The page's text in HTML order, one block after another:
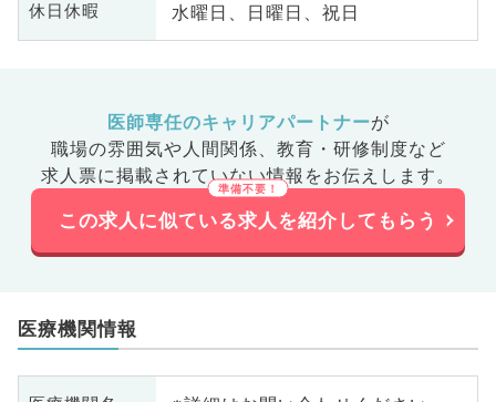
休日休暇 水曜日、日曜日、祝日
医師専任のキャリアパートナーが
職場の雰囲気や人間関係、 教育・研修制度など
求人票に掲載されていない情報をお伝えします。
この求人に似ている求人を紹介してもらう
医療機関情報